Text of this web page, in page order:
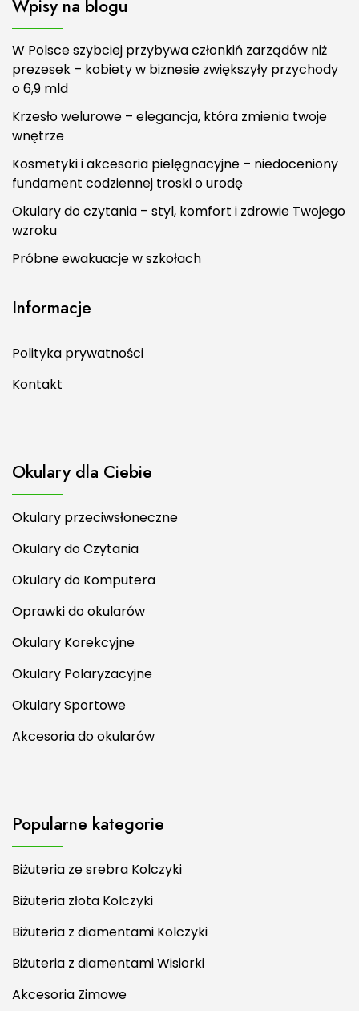
Wpisy na blogu
W Polsce szybciej przybywa członkiń zarządów niż
prezesek – kobiety w biznesie zwiększyły przychody
o 6,9 mld
Krzesło welurowe – elegancja, która zmienia twoje
wnętrze
Kosmetyki i akcesoria pielęgnacyjne – niedoceniony
fundament codziennej troski o urodę
Okulary do czytania – styl, komfort i zdrowie Twojego
wzroku
Próbne ewakuacje w szkołach
Informacje
Polityka prywatności
Kontakt
Okulary dla Ciebie
Okulary przeciwsłoneczne
Okulary do Czytania
Okulary do Komputera
Oprawki do okularów
Okulary Korekcyjne
Okulary Polaryzacyjne
Okulary Sportowe
Akcesoria do okularów
Popularne kategorie
Biżuteria ze srebra Kolczyki
Biżuteria złota Kolczyki
Biżuteria z diamentami Kolczyki
Biżuteria z diamentami Wisiorki
Akcesoria Zimowe